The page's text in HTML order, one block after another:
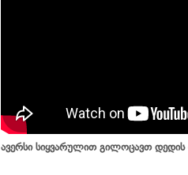
ავერსი სიყვარულით გილოცავთ